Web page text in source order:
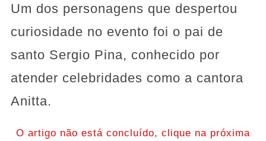
Um dos personagens que despertou
curiosidade no evento foi o pai de
santo Sergio Pina, conhecido por
atender celebridades como a cantora
Anitta.
O artigo não está concluído, clique na próxima